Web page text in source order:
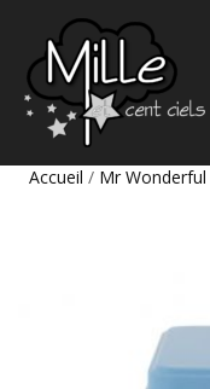
Accueil / Mr Wonderful